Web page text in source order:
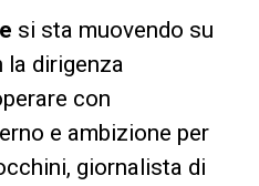
si sta muovendo su
la dirigenza
con
e ambizione per
giornalista di